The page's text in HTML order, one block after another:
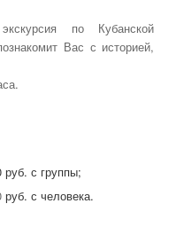
по Кубанской
Вас с историей,
с группы;
руб. с человека.